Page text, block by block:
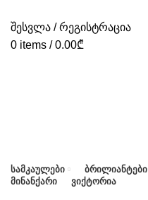
შესვლა / რეგისტრაცია
0 items / 0.00₾
ᲡᲐᲛᲙᲐᲣᲚᲔᲑᲘ ᲑᲠᲘᲚᲘᲐᲜᲢᲔᲑᲘ
ᲛᲘᲜᲐᲜᲥᲐᲠᲘ
ᲕᲘᲥᲢᲝᲠᲘᲐ